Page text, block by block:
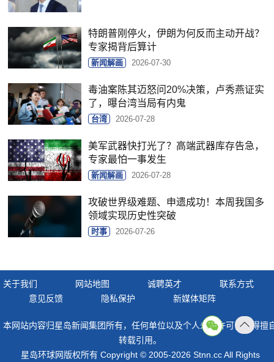
特朗普刚停火，伊朗为何反而主动开战？
专家揭背后算计
新闻解画 2026-07-30
毒油案陈其迈怒问20%决策，卢秀燕证实
了，曝台湾当局有内鬼
台湾 2026-07-28
美军武器快打光了？高端武器库存告急，
专家最怕一事发生
新闻解画 2026-07-28
攻破世界级难题、申遗成功！本周我国多
领域实现历史性突破
时事 2026-07-26
关于我们 网站地图 诚聘英才
联系方式
意见反馈
隐私保护 新媒体矩阵
本网站内容归星岛新闻集团所有，任何单位以及个人未经许可，不得擅
转载引用。
星岛环球网版权所有 Copyright © 2005-2026 Stnn.cc All Rights
顶部